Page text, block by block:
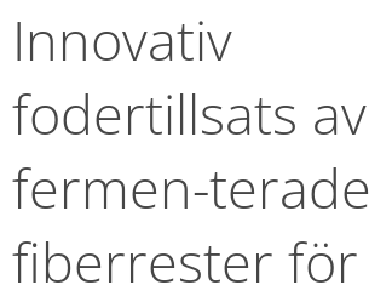
Innovativ
fodertillsats av
fermen-terade
fiberrester för